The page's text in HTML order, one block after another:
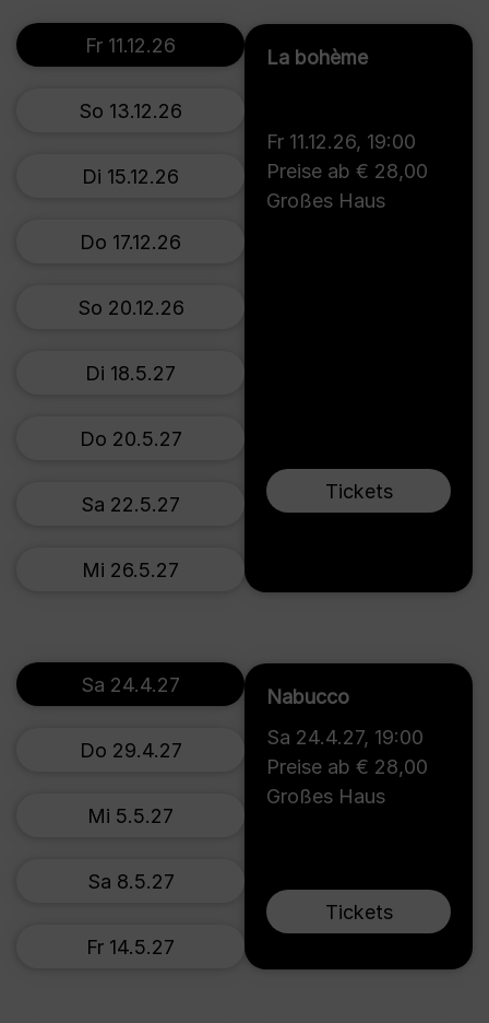
La bohème
Fr 11.12.26, 19:00
Preise ab € 28,00
Großes Haus
Tickets
Fr 11.12.26
So 13.12.26
Di 15.12.26
Do 17.12.26
So 20.12.26
Di 18.5.27
Do 20.5.27
Sa 22.5.27
Mi 26.5.27
Nabucco
Sa 24.4.27, 19:00
Preise ab € 28,00
Großes Haus
Tickets
Sa 24.4.27
Do 29.4.27
Mi 5.5.27
Sa 8.5.27
Fr 14.5.27